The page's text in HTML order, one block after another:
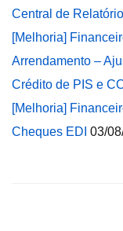
Central de
[Melhoria]
Arrendamento –
Crédito de PIS e
[Melhoria]
Cheques EDI 03/